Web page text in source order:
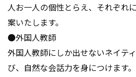
人お一人の個性とらえ、それぞれ
案いたします。
●外国人教師
外国人教師にしか出せないネイテ
び、自然な会話力を身につけます